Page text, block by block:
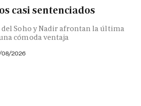
casi sentenciados
del Soho y Nadir afrontan la última
cómoda ventaja
08/2026